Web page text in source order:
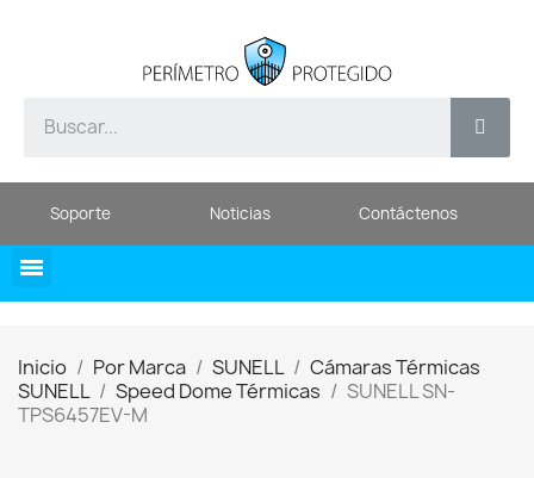
Soporte Noticias Contáctenos
Inicio Por Marca SUNELL
Cámaras Térmicas
SUNELL
Speed Dome Térmicas
SUNELL SN-
TPS6457EV-M